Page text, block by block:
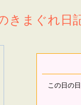
きまぐれ日
この日の